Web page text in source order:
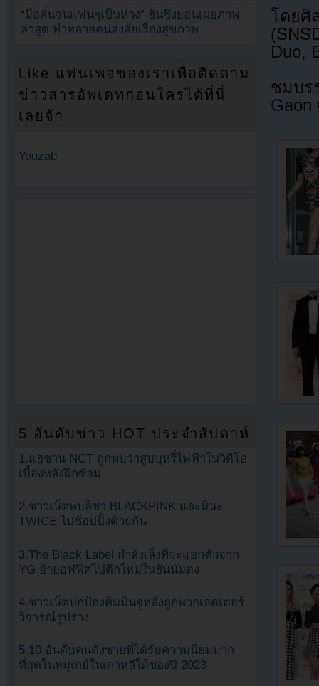
โดย
Duo,
ชมบร
Gaon
“มือสั่นจนแฟนๆเป็นห่วง” ฮันซึงยอนเผยภาพ
ล่าสุด ทำหลายคนสงสัยเรื่องสุขภาพ
Like แฟนเพจของเราเพื่อติดตาม
ข่าวสารอัพเดทก่อนใครได้ที่นี่
เลยจ้า
Youzab
5 อันดับข่าว HOT ประจำสัปดาห์
1.แฮชาน NCT ถูกพบว่าสูบบุหรี่ไฟฟ้าในวิดีโอ
เบื้องหลังฝึกซ้อม
2.ชาวเน็ตพบลิซ่า BLACKPINK และมินะ
TWICE ไปช้อปปิ้งด้วยกัน
3.The Black Label กำลังเล็งที่จะแยกตัวจาก
YG ย้ายอฟฟิศไปตึกใหม่ในฮันนัมดง
4.ชาวเน็ตปกป้องคิมมินจูหลังถูกพวกเฮดเตอร์
วิจารณ์รูปร่าง
5.10 อันดับคนดังชายที่ได้รับความนิยมมาก
ที่สุดในหมู่เกย์ในเกาหลีใต้ของปี 2023